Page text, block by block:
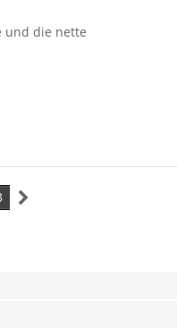
und die nette